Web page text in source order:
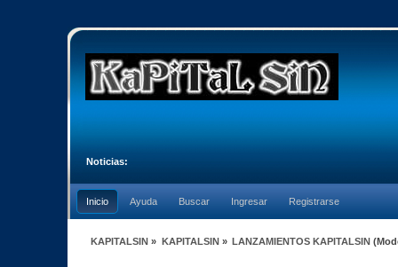
Noticias:
Inicio Ayuda Buscar Ingresar Registrarse
KAPITALSIN » KAPITALSIN» LANZAMIENTOS KAPITALSIN